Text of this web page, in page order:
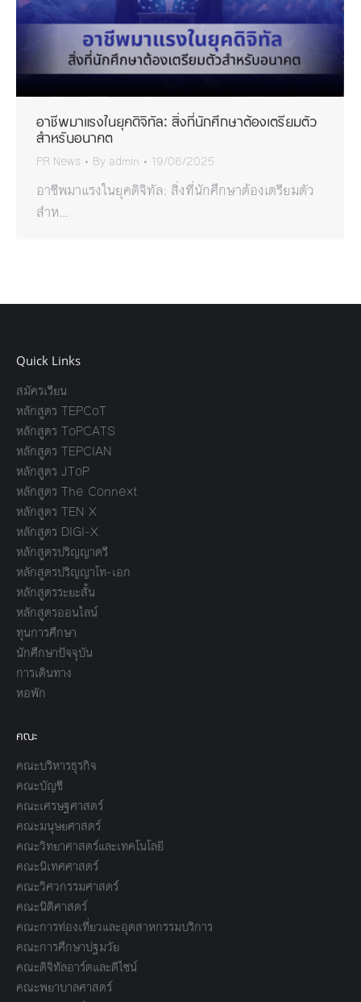
อาชีพมาแรงในยุคดิจิทัล: สิ่งที่นักศึกษาต้องเตรียมตัว
สำหรับอนาคต
PR News By admin 19/06/2025
อาชีพมาแรงในยุคดิจิทัล: สิ่งที่นักศึกษาต้องเตรียมตัว
สำห…
Quick Links
สมัครเรียน
หลักสูตร TEPCoT
หลักสูตร ToPCATS
หลักสูตร TEPCIAN
หลักสูตร JToP
หลักสูตร The Connext
หลักสูตร TEN X
หลักสูตร DIGI-X
หลักสูตรปริญญาตรี
หลักสูตรปริญญาโท-เอก
หลักสูตรระยะสั้น
หลักสูตรออนไลน์
ทุนการศึกษา
นักศึกษาปัจจุบัน
การเดินทาง
หอพัก
คณะ
คณะบริหารธุรกิจ
คณะบัญชี
คณะเศรษฐศาสตร์
คณะมนุษยศาสตร์
คณะวิทยาศาสตร์และเทคโนโลยี
คณะนิเทศศาสตร์
คณะวิศวกรรมศาสตร์
คณะนิติศาสตร์
คณะการท่องเที่ยวและอุตสาหกรรมบริการ
คณะการศึกษาปฐมวัย
คณะดิจิทัลอาร์ตและดีไซน์
คณะพยาบาลศาสตร์